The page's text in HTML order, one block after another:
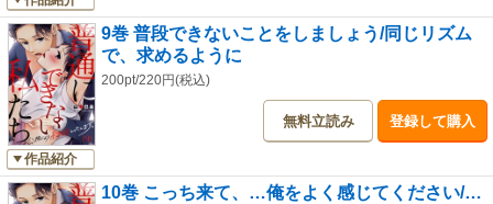
作品紹介
9巻 普段できないことをしましょう/同じリズム
で、求めるように
200pt/220円(税込)
無料立読み 登録して購入
10巻 こっち来て、…俺をよく感じてください/…